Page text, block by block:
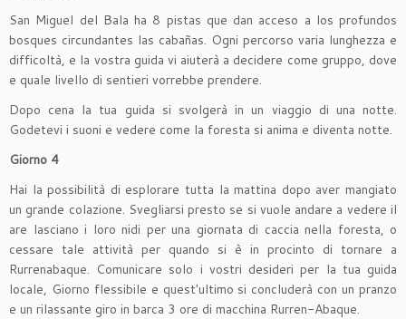
San Miguel del Bala ha 8 pistas que dan acceso a los profundos
bosques circundantes las cabañas. Ogni percorso varia lunghezza e
difficoltà, e la vostra guida vi aiuterà a decidere come gruppo, dove
e quale livello di sentieri vorrebbe prendere.
Dopo cena la tua guida si svolgerà in un viaggio di una notte.
Godetevi i suoni e vedere come la foresta si anima e diventa notte.
Giorno 4
Hai la possibilità di esplorare tutta la mattina dopo aver mangiato
un grande colazione. Svegliarsi presto se si vuole andare a vedere il
are lasciano i loro nidi per una giornata di caccia nella foresta, o
cessare tale attività per quando si è in procinto di tornare a
Rurrenabaque. Comunicare solo i vostri desideri per la tua guida
locale, Giorno flessibile e quest'ultimo si concluderà con un pranzo
e un rilassante giro in barca 3 ore di macchina Rurren-Abaque.